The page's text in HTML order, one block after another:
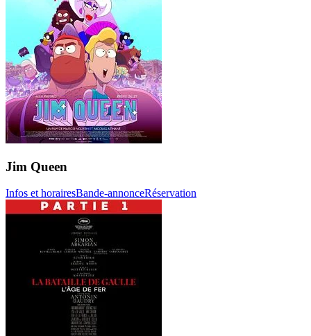
Jim Queen
Infos et horairesBande-annonceRéservation